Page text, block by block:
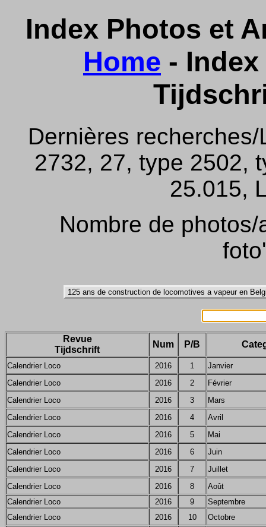
Index Photos et
Home -
Dernières
2732, 27, type 2502,
25.015,
Nombre de
Revue
Tijdschrift
Num P/B
Calendrier Loco 2016 1
Janvier
Calendrier Loco
2016 2
Février
Calendrier Loco
2016 3
Mars
Calendrier Loco
2016 4
Avril
Calendrier Loco
2016 5
Mai
Calendrier Loco
2016 6
Juin
Calendrier Loco
2016 7
Juillet
Calendrier Loco
2016 8
Août
Calendrier Loco
2016 9
Septembre
Calendrier Loco
2016 10
Octobre